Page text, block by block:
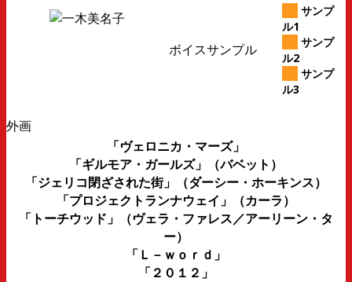
ボイスサンプル
サンプ
ル1
サンプ
ル2
サンプ
ル3
外画
「ヴェロニカ・マーズ」
「ギルモア・ガールズ」（バベット）
「ジェリコ閉ざされた街」（ダーシー・ホーキンス）
「プロジェクトランナウェイ」（カーラ）
「トーチウッド」（ヴェラ・ファレス／アーリーン・タ
ー）
「Ｌ－ｗｏｒｄ」
「２０１２」